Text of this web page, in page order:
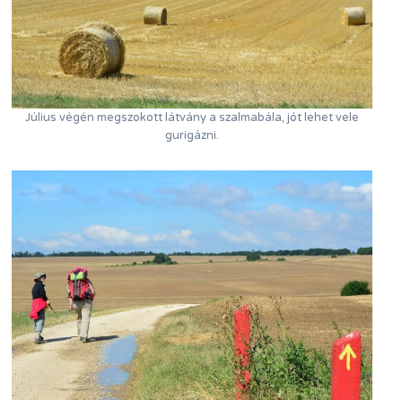
Július végén megszokott látvány a szalmabála, jót lehet vele
gurigázni.